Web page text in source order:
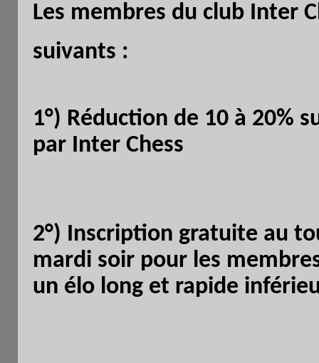
Les membres du club Inter
suivants :
1°) Réduction de 10 à 20%
par Inter Chess
2°) Inscription gratuite au
mardi soir pour les
un élo long et rapide